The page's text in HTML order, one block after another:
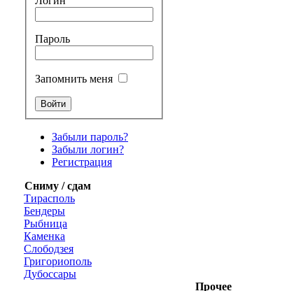
Пароль
Запомнить меня
Забыли пароль?
Забыли логин?
Регистрация
Сниму / сдам
Тирасполь
Бендеры
Рыбница
Каменка
Слободзея
Григориополь
Дубоссары
Прочее